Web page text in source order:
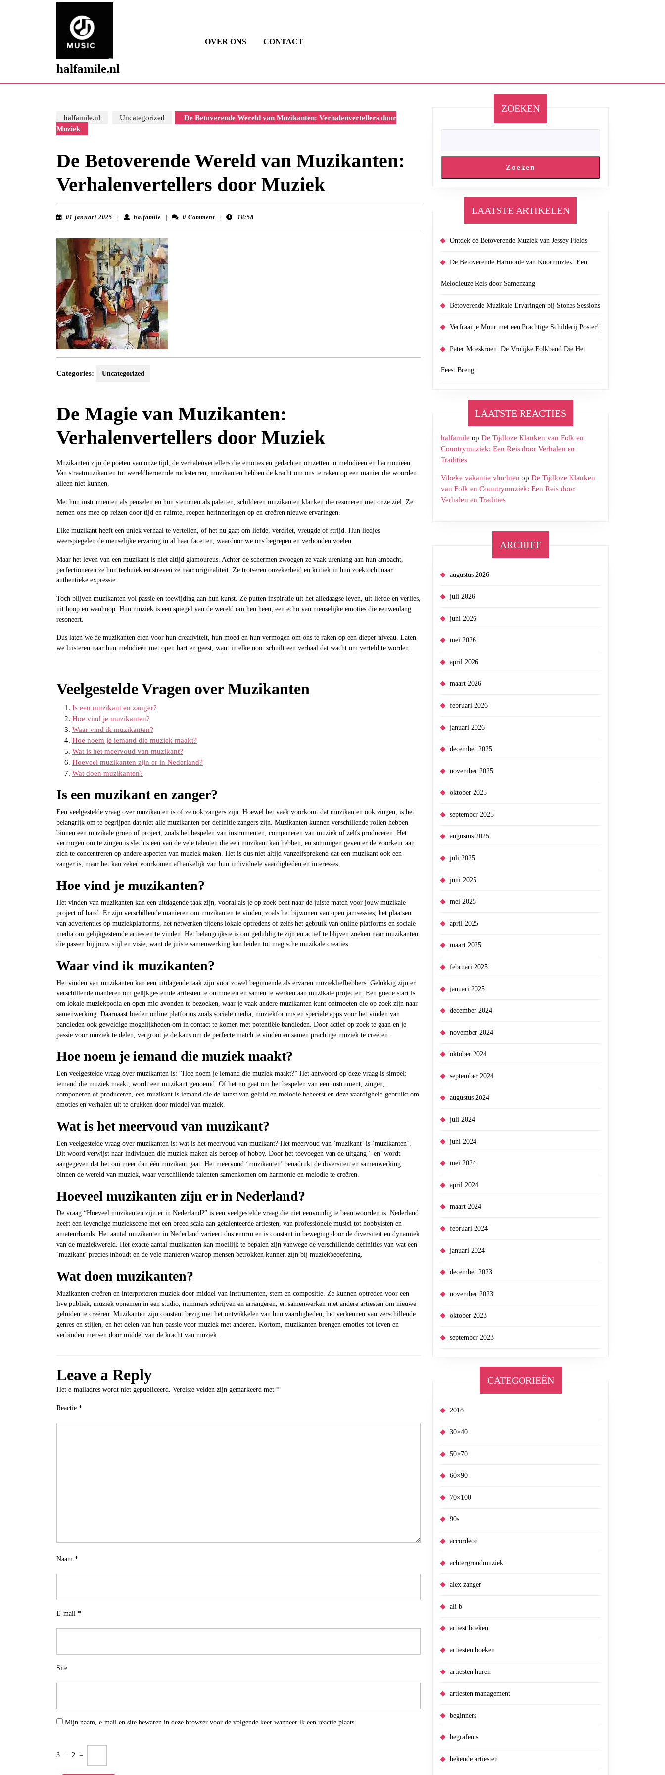
halfamile.nl
OVER ONS CONTACT
halfamile.nl Uncategorized
De Betoverende Wereld van Muzikanten: Verhalenvertellers door
Muziek
De Betoverende Wereld van Muzikanten:
Verhalenvertellers door Muziek
01 januari 2025 01
halfamilehalfamile0 Comment 18:58
Categories: Uncategorized
De Magie van Muzikanten:
Verhalenvertellers door Muziek
Muzikanten zijn de poëten van onze tijd, de verhalenvertellers die emoties en gedachten omzetten in melodieën en harmonieën.
Van straatmuzikanten tot wereldberoemde rocksterren, muzikanten hebben de kracht om ons te raken op een manier die woorden
alleen niet kunnen.
Met hun instrumenten als penselen en hun stemmen als paletten, schilderen muzikanten klanken die resoneren met onze ziel. Ze
nemen ons mee op reizen door tijd en ruimte, roepen herinneringen op en creëren nieuwe ervaringen.
Elke muzikant heeft een uniek verhaal te vertellen, of het nu gaat om liefde, verdriet, vreugde of strijd. Hun liedjes
weerspiegelen de menselijke ervaring in al haar facetten, waardoor we ons begrepen en verbonden voelen.
Maar het leven van een muzikant is niet altijd glamoureus. Achter de schermen zwoegen ze vaak urenlang aan hun ambacht,
perfectioneren ze hun techniek en streven ze naar originaliteit. Ze trotseren onzekerheid en kritiek in hun zoektocht naar
authentieke expressie.
Toch blijven muzikanten vol passie en toewijding aan hun kunst. Ze putten inspiratie uit het alledaagse leven, uit liefde en verlies,
uit hoop en wanhoop. Hun muziek is een spiegel van de wereld om hen heen, een echo van menselijke emoties die eeuwenlang
resoneert.
Dus laten we de muzikanten eren voor hun creativiteit, hun moed en hun vermogen om ons te raken op een dieper niveau. Laten
we luisteren naar hun melodieën met open hart en geest, want in elke noot schuilt een verhaal dat wacht om verteld te worden.
Veelgestelde Vragen over Muzikanten
Is een muzikant en zanger?
Hoe vind je muzikanten?
Waar vind ik muzikanten?
Hoe noem je iemand die muziek maakt?
Wat is het meervoud van muzikant?
Hoeveel muzikanten zijn er in Nederland?
Wat doen muzikanten?
Is een muzikant en zanger?
Een veelgestelde vraag over muzikanten is of ze ook zangers zijn. Hoewel het vaak voorkomt dat muzikanten ook zingen, is het
belangrijk om te begrijpen dat niet alle muzikanten per definitie zangers zijn. Muzikanten kunnen verschillende rollen hebben
binnen een muzikale groep of project, zoals het bespelen van instrumenten, componeren van muziek of zelfs produceren. Het
vermogen om te zingen is slechts een van de vele talenten die een muzikant kan hebben, en sommigen geven er de voorkeur aan
zich te concentreren op andere aspecten van muziek maken. Het is dus niet altijd vanzelfsprekend dat een muzikant ook een
zanger is, maar het kan zeker voorkomen afhankelijk van hun individuele vaardigheden en interesses.
Hoe vind je muzikanten?
Het vinden van muzikanten kan een uitdagende taak zijn, vooral als je op zoek bent naar de juiste match voor jouw muzikale
project of band. Er zijn verschillende manieren om muzikanten te vinden, zoals het bijwonen van open jamsessies, het plaatsen
van advertenties op muziekplatforms, het netwerken tijdens lokale optredens of zelfs het gebruik van online platforms en sociale
media om gelijkgestemde artiesten te vinden. Het belangrijkste is om geduldig te zijn en actief te blijven zoeken naar muzikanten
die passen bij jouw stijl en visie, want de juiste samenwerking kan leiden tot magische muzikale creaties.
Waar vind ik muzikanten?
Het vinden van muzikanten kan een uitdagende taak zijn voor zowel beginnende als ervaren muziekliefhebbers. Gelukkig zijn er
verschillende manieren om gelijkgestemde artiesten te ontmoeten en samen te werken aan muzikale projecten. Een goede start is
om lokale muziekpodia en open mic-avonden te bezoeken, waar je vaak andere muzikanten kunt ontmoeten die op zoek zijn naar
samenwerking. Daarnaast bieden online platforms zoals sociale media, muziekforums en speciale apps voor het vinden van
bandleden ook geweldige mogelijkheden om in contact te komen met potentiële bandleden. Door actief op zoek te gaan en je
passie voor muziek te delen, vergroot je de kans om de perfecte match te vinden en samen prachtige muziek te creëren.
Hoe noem je iemand die muziek maakt?
Een veelgestelde vraag over muzikanten is: “Hoe noem je iemand die muziek maakt?” Het antwoord op deze vraag is simpel:
iemand die muziek maakt, wordt een muzikant genoemd. Of het nu gaat om het bespelen van een instrument, zingen,
componeren of produceren, een muzikant is iemand die de kunst van geluid en melodie beheerst en deze vaardigheid gebruikt om
emoties en verhalen uit te drukken door middel van muziek.
Wat is het meervoud van muzikant?
Een veelgestelde vraag over muzikanten is: wat is het meervoud van muzikant? Het meervoud van ‘muzikant’ is ‘muzikanten’.
Dit woord verwijst naar individuen die muziek maken als beroep of hobby. Door het toevoegen van de uitgang ‘-en’ wordt
aangegeven dat het om meer dan één muzikant gaat. Het meervoud ‘muzikanten’ benadrukt de diversiteit en samenwerking
binnen de wereld van muziek, waar verschillende talenten samenkomen om harmonie en melodie te creëren.
Hoeveel muzikanten zijn er in Nederland?
De vraag “Hoeveel muzikanten zijn er in Nederland?” is een veelgestelde vraag die niet eenvoudig te beantwoorden is. Nederland
heeft een levendige muziekscene met een breed scala aan getalenteerde artiesten, van professionele musici tot hobbyisten en
amateurbands. Het aantal muzikanten in Nederland varieert dus enorm en is constant in beweging door de diversiteit en dynamiek
van de muziekwereld. Het exacte aantal muzikanten kan moeilijk te bepalen zijn vanwege de verschillende definities van wat een
‘muzikant’ precies inhoudt en de vele manieren waarop mensen betrokken kunnen zijn bij muziekbeoefening.
Wat doen muzikanten?
Muzikanten creëren en interpreteren muziek door middel van instrumenten, stem en compositie. Ze kunnen optreden voor een
live publiek, muziek opnemen in een studio, nummers schrijven en arrangeren, en samenwerken met andere artiesten om nieuwe
geluiden te creëren. Muzikanten zijn constant bezig met het ontwikkelen van hun vaardigheden, het verkennen van verschillende
genres en stijlen, en het delen van hun passie voor muziek met anderen. Kortom, muzikanten brengen emoties tot leven en
verbinden mensen door middel van de kracht van muziek.
Leave a Reply
Het e-mailadres wordt niet gepubliceerd. Vereiste velden zijn gemarkeerd met *
Reactie *
Naam *
E-mail *
Site
Mijn naam, e-mail en site bewaren in deze browser voor de volgende keer wanneer ik een reactie plaats.
3 − 2 =
ZOEKEN
Zoeken
LAATSTE ARTIKELEN
Ontdek de Betoverende Muziek van Jessey Fields
De Betoverende Harmonie van Koormuziek: Een
Melodieuze Reis door Samenzang
Betoverende Muzikale Ervaringen bij Stones Sessions
Verfraai je Muur met een Prachtige Schilderij Poster!
Pater Moeskroen: De Vrolijke Folkband Die Het
Feest Brengt
LAATSTE REACTIES
halfamile op De Tijdloze Klanken van Folk en
Countrymuziek: Een Reis door Verhalen en
Tradities
Vibeke vakantie vluchten op De Tijdloze Klanken
van Folk en Countrymuziek: Een Reis door
Verhalen en Tradities
ARCHIEF
augustus 2026
juli 2026
juni 2026
mei 2026
april 2026
maart 2026
februari 2026
januari 2026
december 2025
november 2025
oktober 2025
september 2025
augustus 2025
juli 2025
juni 2025
mei 2025
april 2025
maart 2025
februari 2025
januari 2025
december 2024
november 2024
oktober 2024
september 2024
augustus 2024
juli 2024
juni 2024
mei 2024
april 2024
maart 2024
februari 2024
januari 2024
december 2023
november 2023
oktober 2023
september 2023
CATEGORIEËN
2018
30×40
50×70
60×90
70×100
90s
accordeon
achtergrondmuziek
alex zanger
ali b
artiest boeken
artiesten boeken
artiesten huren
artiesten management
beginners
begrafenis
bekende artiesten